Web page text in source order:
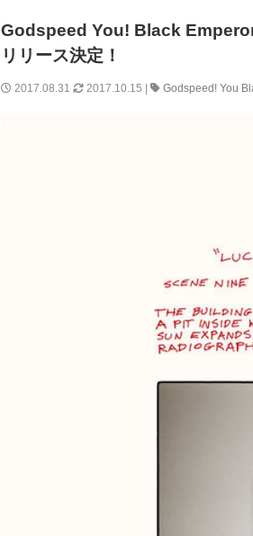
Godspeed You! Black
リリース決定！
2017.08.31 2017.10.15 | Godspeed! You